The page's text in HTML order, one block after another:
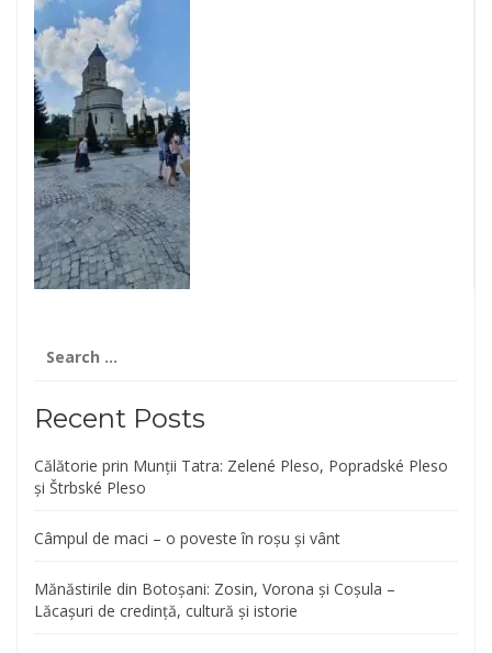
for:
Recent Posts
Călătorie prin Munții Tatra: Zelené Pleso, Popradské Pleso
și Štrbské Pleso
Câmpul de maci – o poveste în roșu și vânt
Mănăstirile din Botoșani: Zosin, Vorona și Coșula –
Lăcașuri de credință, cultură și istorie